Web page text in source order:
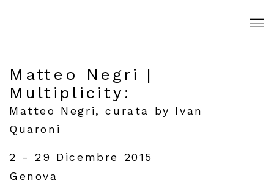
Matteo Negri |
Multiplicity :
Matteo Negri, curata by Ivan
Quaroni
2 - 29 Dicembre 2015
Genova